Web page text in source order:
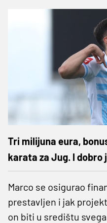
Tri milijuna eura,
karata za Jug. I dobro
Marco se osigurao
prestavljen i jak
on biti u središtu